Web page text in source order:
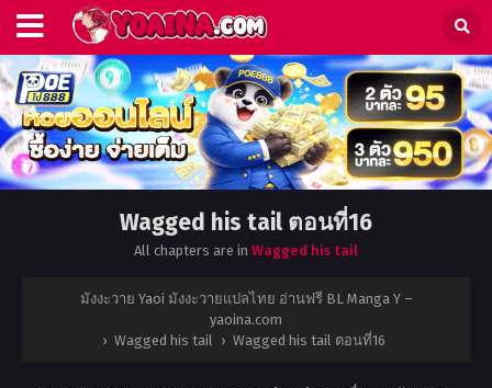
Wagged his tail ตอนที่16
All chapters are in Wagged his tail
มังงะวาย Yaoi มังงะวายแปลไทย อ่านฟรี BL Manga Y –
yaoina.com
› Wagged his tail › Wagged his tail ตอนที่16